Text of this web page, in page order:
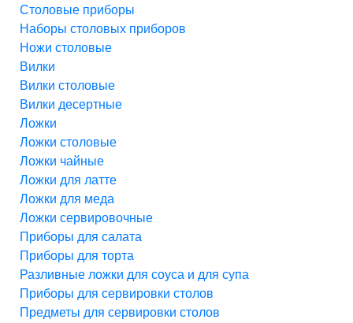
Столовые приборы
Наборы столовых приборов
Ножи столовые
Вилки
Вилки столовые
Вилки десертные
Ложки
Ложки столовые
Ложки чайные
Ложки для латте
Ложки для меда
Ложки сервировочные
Приборы для салата
Приборы для торта
Разливные ложки для соуса и для супа
Приборы для сервировки столов
Предметы для сервировки столов